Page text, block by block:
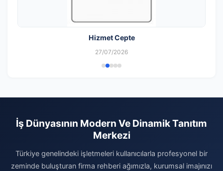
Hizmet Cepte
27/07/2026
İş Dünyasının Modern Ve Dinamik Tanıtım
Merkezi
Türkiye genelindeki işletmeleri kullanıcılarla profesyonel bir
zeminde buluşturan firma rehberi ağımızla, kurumsal imajınızı